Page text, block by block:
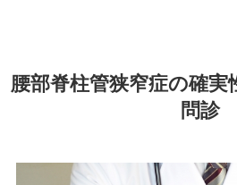
腰部脊柱管狭窄症の確
問診